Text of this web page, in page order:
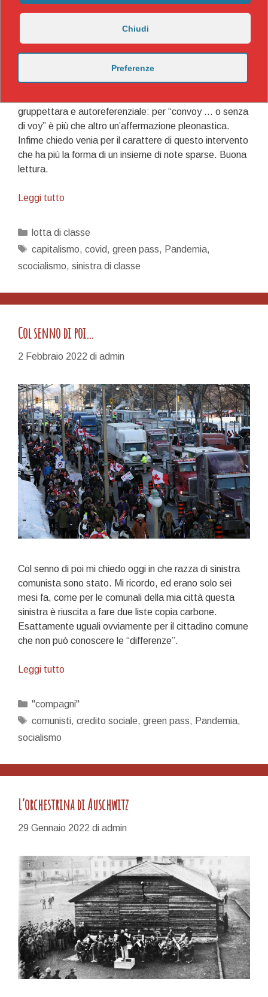
mediante il green pass e super green pass), preso allo
stremo, vediamo entrare sulla scena conflittuale,
segmenti politici e sindacali della sinistra di classe,
vediamo una politicizzazione in senso marxista degli
Studenti contro il green pass. Anche se in ritardo
l’antagonismo anticapitalista fa la sua apparizione. Si
gruppettara e autoreferenziale: per “convoy … o senza
di voy” è più che altro un’affermazione pleonastica.
Infime chiedo venia per il carattere di questo intervento
che ha più la forma di un insieme di note sparse. Buona
lettura.
Leggi tuttoConvoy…
voy!
Categorie
lotta di classe
Tag
capitalismo, covid, green pass, Pandemia,
scocialismo, sinistra di classe
Col senno di poi…
2 Febbraio 2022 di admin
Col senno di poi mi chiedo oggi in che razza di sinistra
comunista sono stato. Mi ricordo, ed erano solo sei
mesi fa, come per le comunali della mia città questa
sinistra è riuscita a fare due liste copia carbone.
Esattamente uguali ovviamente per il cittadino comune
che non può conoscere le “differenze”.
Leggi tuttoCol
poi…
Categorie
"compagni"
Tag
comunisti, credito sociale, green pass, Pandemia,
socialismo
L’orchestrina di Auschwitz
29 Gennaio 2022 di admin
Chiudi
Preferenze